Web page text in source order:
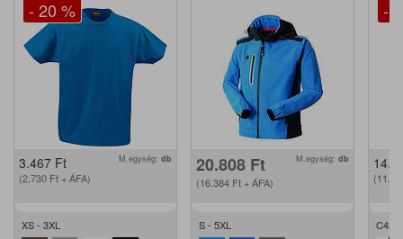
- 20 %
3.467 Ft
(2.730 Ft + ÁFA)
M.egység: db
XS - 3XL
20.808 Ft
(16.384 Ft + ÁFA)
M.egység: db
S - 5XL
-
C42 -